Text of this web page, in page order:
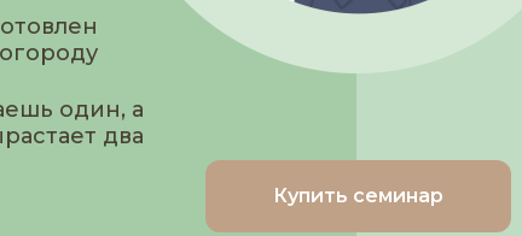
один, а
два
Купить семинар